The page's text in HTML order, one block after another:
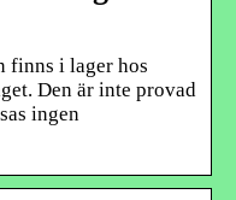
finns i lager hos
Den är inte provad
ingen